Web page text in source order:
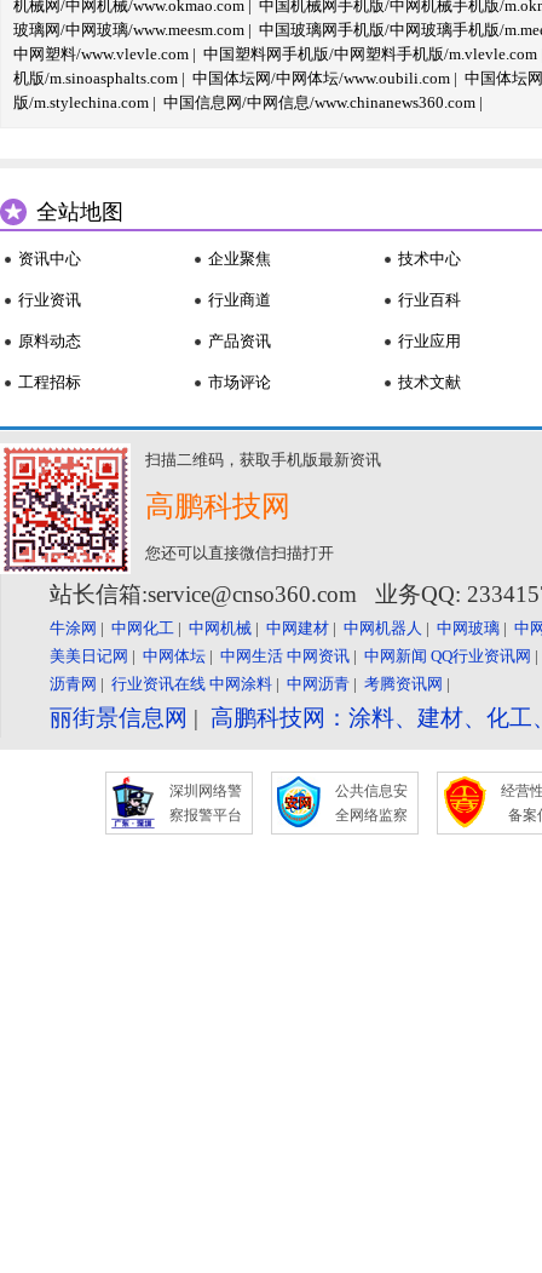
机械网/中网机械/www.okmao.com
中国机械网手机版/中网机械手机版/
玻璃网/中网玻璃/www.meesm.com | 中国玻璃网手机版/中网玻璃手机版/
中网塑料/www.vlevle.com | 中国塑料网手机版/中网塑料手机版/m.vlevle.com
机版/m.sinoasphalts.com | 中国体坛网/中网体坛/www.oubili.com | 中国体坛
版/m.stylechina.com | 中国信息网/中网信息/www.chinanews360.com |
全站地图
资讯中心
行业资讯
原料动态
工程招标
企业聚焦
行业商道
产品资讯
市场评论
技术中心
行业百科
行业应用
技术文献
扫描二维码，获取手机版最新资讯
高鹏科技网
您还可以直接微信扫描打开
站长信箱:service@cnso360.com 业务QQ:
牛涂网 | 中网化工 | 中网机械 | 中网建材 | 中网机器人 | 中网玻璃 | 中
美美日记网 | 中网体坛 | 中网生活 中网资讯 | 中网新闻 QQ行业资讯网
沥青网 | 行业资讯在线 中网涂料 | 中网沥青 | 考腾资讯网 |
丽街景信息网 | 高鹏科技网：涂料、建材、化
深圳网络警
察报警平台
公共信息安
全网络监察
经营
备案